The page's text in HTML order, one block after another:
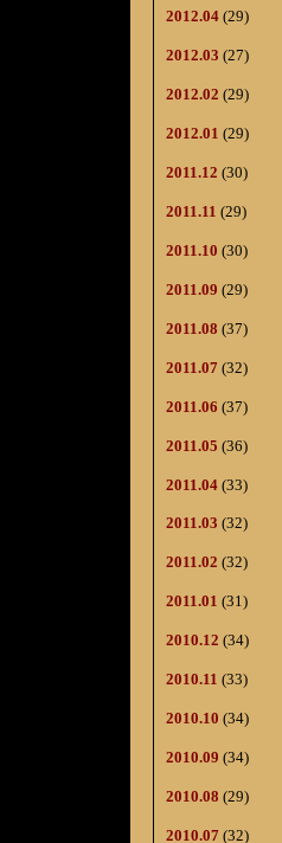
2012.04 (29)
2012.03 (27)
2012.02 (29)
2012.01 (29)
2011.12 (30)
2011.11 (29)
2011.10 (30)
2011.09 (29)
2011.08 (37)
2011.07 (32)
2011.06 (37)
2011.05 (36)
2011.04 (33)
2011.03 (32)
2011.02 (32)
2011.01 (31)
2010.12 (34)
2010.11 (33)
2010.10 (34)
2010.09 (34)
2010.08 (29)
2010.07 (32)